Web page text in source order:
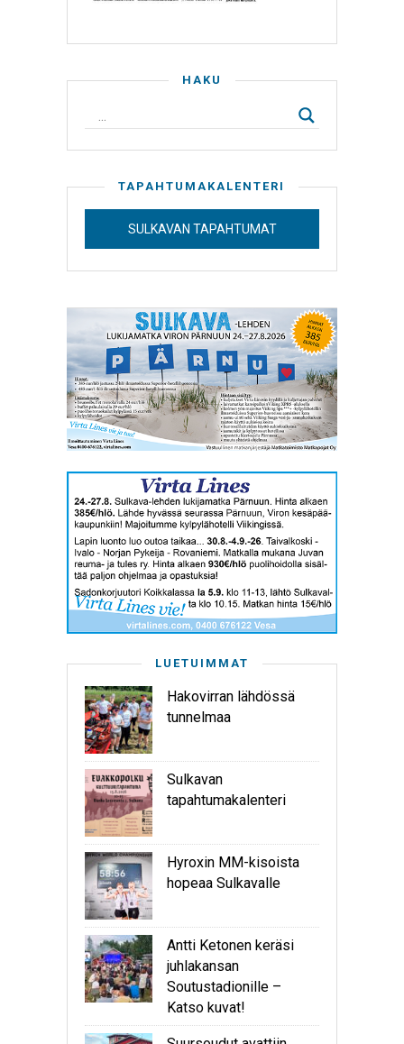
HAKU
TAPAHTUMAKALENTERI
SULKAVAN TAPAHTUMAT
LUETUIMMAT
Hakovirran lähdössä
tunnelmaa
Sulkavan
tapahtumakalenteri
Hyroxin MM-kisoista
hopeaa Sulkavalle
Antti Ketonen keräsi
juhlakansan
Soutustadionille –
Katso kuvat!